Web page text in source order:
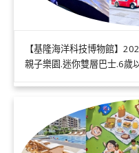
【基隆海洋科技博物館】
親子樂園.迷你雙層巴士.6歲